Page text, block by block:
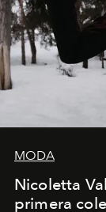
MODA
Nicoletta
primera